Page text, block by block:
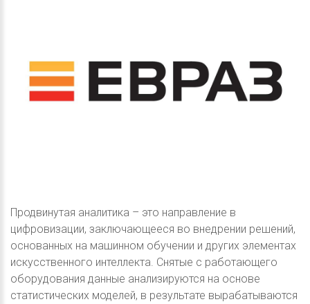
Продвинутая аналитика – это направление в
цифровизации, заключающееся во внедрении решений,
основанных на машинном обучении и других элементах
искусственного интеллекта. Снятые с работающего
оборудования данные анализируются на основе
статистических моделей, в результате вырабатываются